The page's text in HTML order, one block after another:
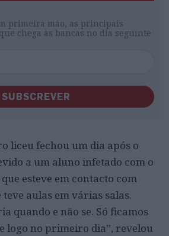
primeira mão, as principais
chega às bancas no dia seguinte
SUBSCREVER
liceu fechou um dia após o
a um aluno infetado com o
esteve em contacto com
teve aulas em várias salas.
quando e não se. Só ficamos
logo no primeiro dia”, revelou